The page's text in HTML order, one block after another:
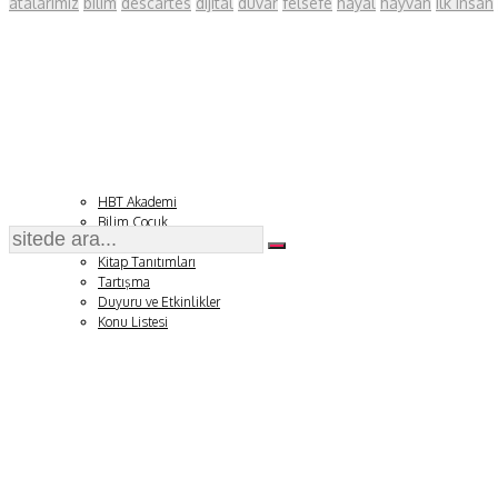
HBT Akademi
Bilim Çocuk
Soru ve Yanıt
Kitap Tanıtımları
Tartışma
Duyuru ve Etkinlikler
Konu Listesi